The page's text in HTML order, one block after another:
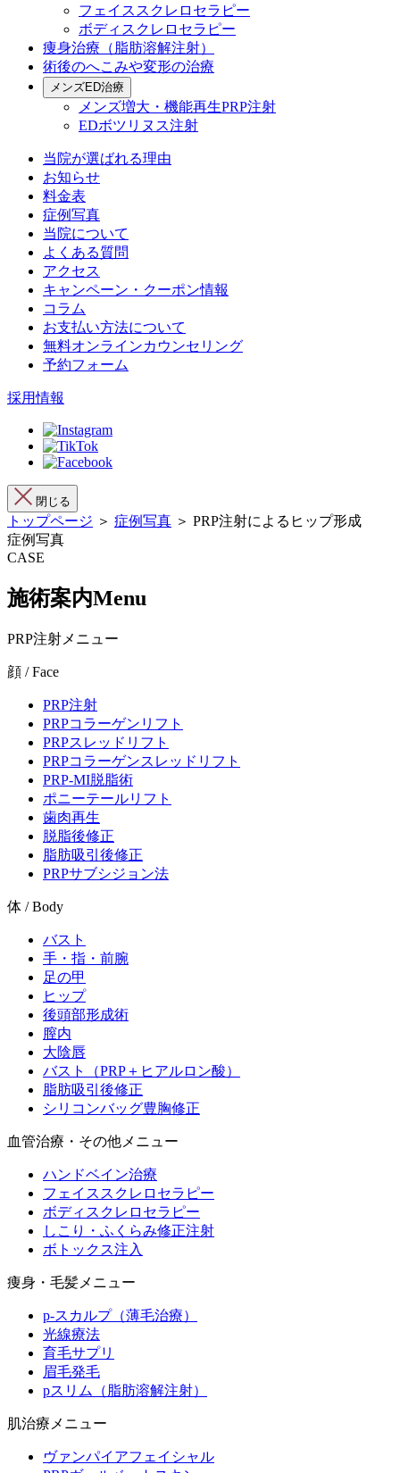
フェイススクレロセラピー
ボディスクレロセラピー
痩身治療（脂肪溶解注射）
術後のへこみや変形の治療
メンズED治療
メンズ増大・機能再生PRP注射
EDボツリヌス注射
当院が選ばれる理由
お知らせ
料金表
症例写真
当院について
よくある質問
アクセス
キャンペーン・クーポン情報
コラム
お支払い方法について
無料オンラインカウンセリング
予約フォーム
採用情報
閉じる
トップページ ＞ 症例写真 ＞ PRP注射によるヒップ形成
症例写真
CASE
施術案内Menu
PRP注射メニュー
顔 / Face
PRP注射
PRPコラーゲンリフト
PRPスレッドリフト
PRPコラーゲンスレッドリフト
PRP-MI脱脂術
ポニーテールリフト
歯肉再生
脱脂後修正
脂肪吸引後修正
PRPサブシジョン法
体 / Body
バスト
手・指・前腕
足の甲
ヒップ
後頭部形成術
膣内
大陰唇
バスト（PRP＋ヒアルロン酸）
脂肪吸引後修正
シリコンバッグ豊胸修正
血管治療・その他メニュー
ハンドベイン治療
フェイススクレロセラピー
ボディスクレロセラピー
しこり・ふくらみ修正注射
ボトックス注入
痩身・毛髪メニュー
p-スカルプ（薄毛治療）
光線療法
育毛サプリ
眉毛発毛
pスリム（脂肪溶解注射）
肌治療メニュー
ヴァンパイアフェイシャル